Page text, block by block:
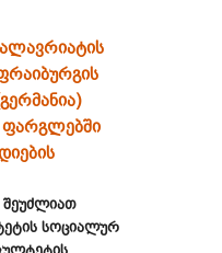
შეუძლიათ
სოციალურ